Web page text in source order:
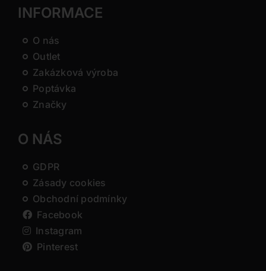
INFORMACE
O nás
Outlet
Zakázková výroba
Poptávka
Značky
O NÁS
GDPR
Zásady cookies
Obchodní podmínky
Facebook
Instagram
Pinterest